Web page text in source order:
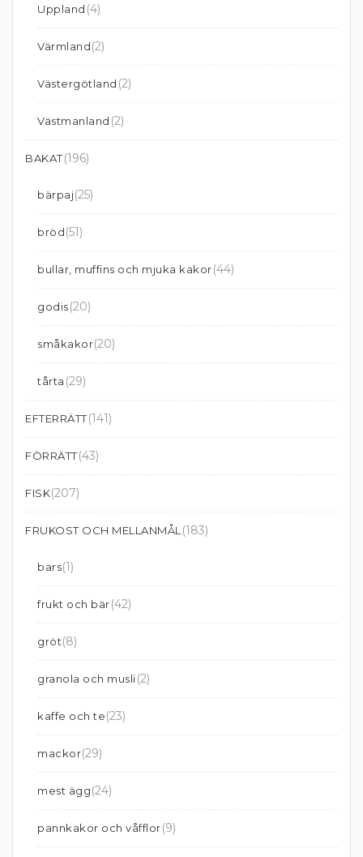
Uppland (4)
Värmland(2)
Västergötland (2)
Västmanland (2)
BAKAT(196)
bärpaj(25)
bröd(51)
bullar, muffins och mjuka kakor(44)
godis(20)
småkakor(20)
tårta (29)
EFTERRÄTT(141)
FÖRRÄTT(43)
FISK(207)
FRUKOST OCH MELLANMÅL (183)
bars(1)
frukt och bär(42)
gröt(8)
granola och musli(2)
kaffe och te(23)
mackor(29)
mest ägg(24)
pannkakor och våfflor(9)